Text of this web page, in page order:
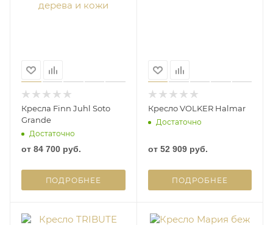
Кресла Finn Juhl Soto
Grande
Достаточно
от 84 700 руб.
ПОДРОБНЕЕ
Кресло VOLKER Halmar
Достаточно
от 52 909 руб.
ПОДРОБНЕЕ